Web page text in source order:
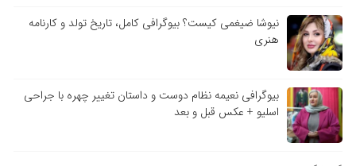
نیوشا ضیغمی کیست؟ بیوگرافی کامل، تاریخ تولد و کارنامه
هنری
بیوگرافی نعیمه نظام دوست و داستان تغییر چهره با جراحی
اسلیو + عکس قبل و بعد